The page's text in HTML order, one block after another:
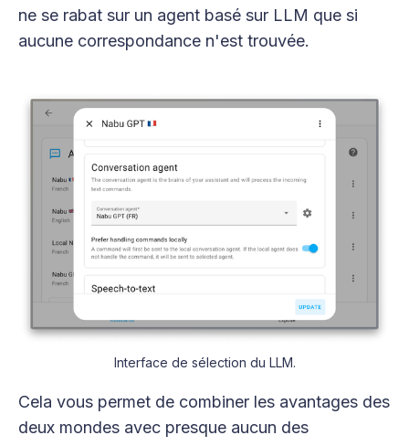
ne se rabat sur un agent basé sur LLM que si
aucune correspondance n'est trouvée.
Interface de sélection du LLM.
Cela vous permet de combiner les avantages des
deux mondes avec presque aucun des